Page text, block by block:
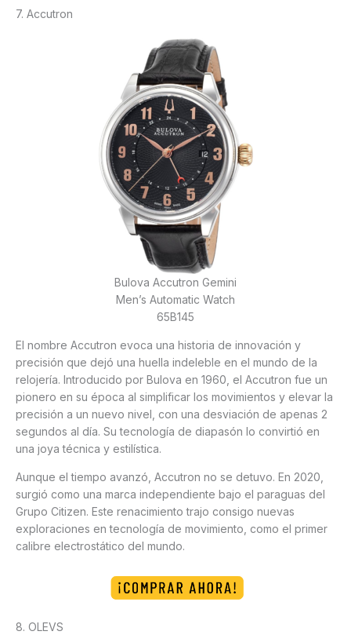
7. Accutron
Bulova Accutron Gemini
Men’s Automatic Watch
65B145
El nombre Accutron evoca una historia de innovación y
precisión que dejó una huella indeleble en el mundo de la
relojería. Introducido por Bulova en 1960, el Accutron fue un
pionero en su época al simplificar los movimientos y elevar la
precisión a un nuevo nivel, con una desviación de apenas 2
segundos al día. Su tecnología de diapasón lo convirtió en
una joya técnica y estilística.
Aunque el tiempo avanzó, Accutron no se detuvo. En 2020,
surgió como una marca independiente bajo el paraguas del
Grupo Citizen. Este renacimiento trajo consigo nuevas
exploraciones en tecnología de movimiento, como el primer
calibre electrostático del mundo.
8. OLEVS